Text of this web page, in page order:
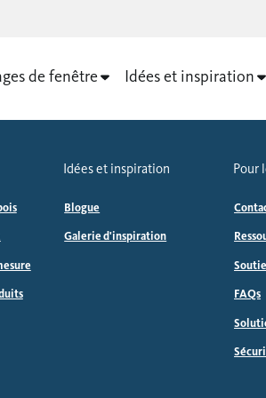
de fenêtre Idées et inspiration
Idées et inspiration
Blogue
Galerie d'inspiration
Pour
FAQs